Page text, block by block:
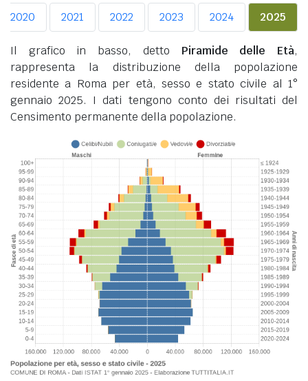
2020 2021 2022 2023 2024 2025
Il grafico in basso, detto Piramide delle Età,
rappresenta la distribuzione della popolazione
residente a Roma per età, sesso e stato civile al 1°
gennaio 2025. I dati tengono conto dei risultati del
Censimento permanente della popolazione.